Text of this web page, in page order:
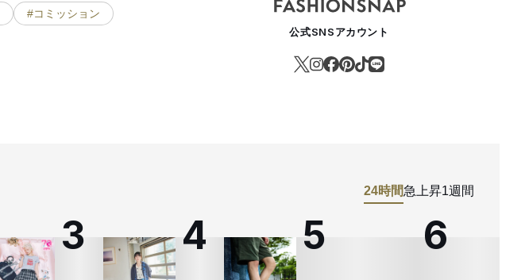
#コミッション
公式SNSアカウント
24時間急上昇1週間